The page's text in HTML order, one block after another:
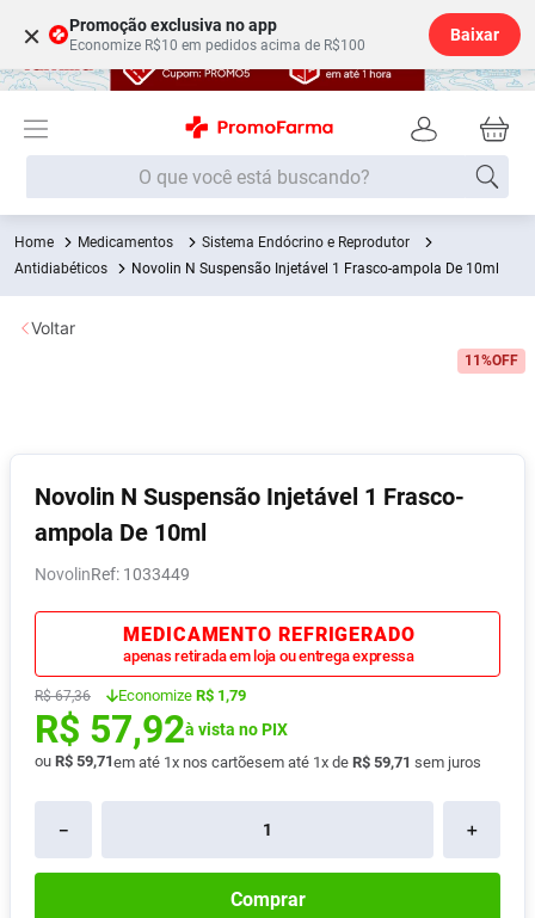
× Promoção exclusiva no app
Economize R$10 em pedidos acima de R$100
Baixar
O que você está buscando?
Medicamentos
Sistema Endócrino e Reprodutor
Antidiabéticos
Novolin N Suspensão Injetável 1 Frasco-ampola De 10ml
11%OFF
Novolin N Suspensão Injetável 1 Frasco-
ampola De 10ml
Novolin : 1033449
MEDICAMENTO REFRIGERADO
apenas retirada em loja ou entrega expressa
R$ 67,36 Economize R$ 1,79
R$ 57,92à vista no PIX
ou R$ 59,71em até 1x nos cartõesem até 1x de R$ 59,71 sem juros
＋
－
Comprar
Voltar
Termos mais buscados
1º Fralda
2
5º Fralda G
6º Shampoo
7º Desodorante
8º Absorvente
Vitamina D